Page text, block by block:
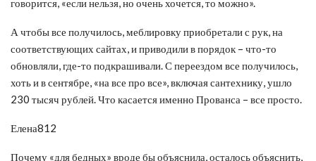
говорится, «если нельзя, но очень хочется, то можно».
А чтобы все получилось, меблировку приобретали с рук, на
соответствующих сайтах, и приводили в порядок – что-то
обновляли, где-то подкрашивали. С переездом все получилось,
хоть и в сентябре, «на все про все», включая сантехнику, ушло
230 тысяч рублей. Что касается именно Прованса – все просто.
Елена812
Почему «для бедных» вроде бы объяснила, осталось объяснить,